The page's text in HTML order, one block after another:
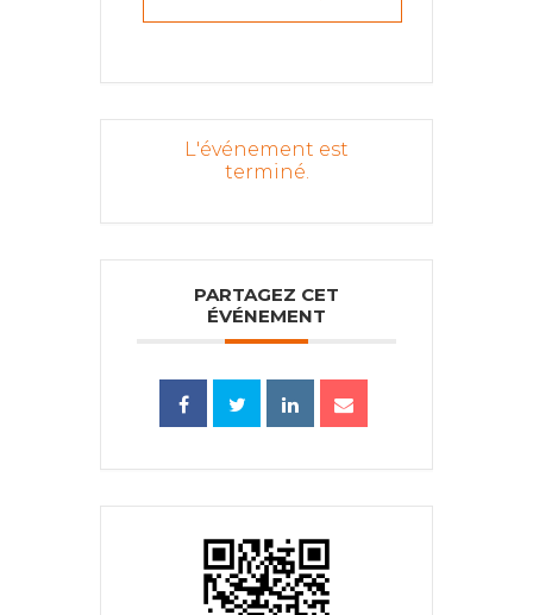
L'événement est
terminé.
PARTAGEZ CET
ÉVÉNEMENT